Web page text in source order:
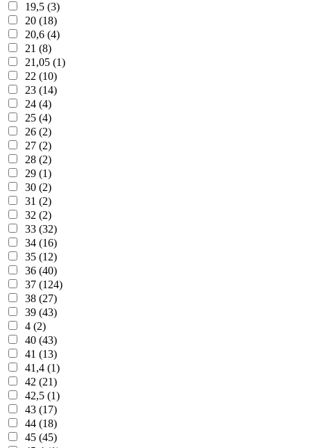
19,5 (3)
20 (18)
20,6 (4)
21 (8)
21,05 (1)
22 (10)
23 (14)
24 (4)
25 (4)
26 (2)
27 (2)
28 (2)
29 (1)
30 (2)
31 (2)
32 (2)
33 (32)
34 (16)
35 (12)
36 (40)
37 (124)
38 (27)
39 (43)
4 (2)
40 (43)
41 (13)
41,4 (1)
42 (21)
42,5 (1)
43 (17)
44 (18)
45 (45)